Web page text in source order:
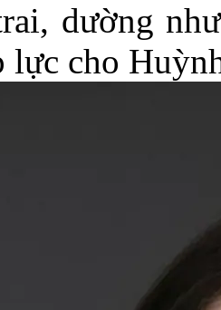
dường
lực cho